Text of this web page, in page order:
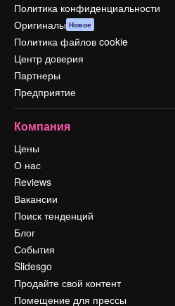
Политика конфиденциальности
Оригиналы Новое
Политика файлов cookie
Центр доверия
Партнеры
Предприятие
Компания
Цены
О нас
Reviews
Вакансии
Поиск тенденций
Блог
События
Slidesgo
Продайте свой контент
Помещение для прессы